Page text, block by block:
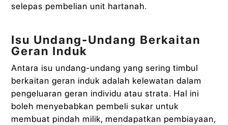
selepas pembelian unit hartanah.
Isu Undang-Undang Berkaitan
Geran Induk
Antara isu undang-undang yang sering timbul
berkaitan geran induk adalah kelewatan dalam
pengeluaran geran individu atau strata. Hal ini
boleh menyebabkan pembeli sukar untuk
membuat pindah milik, mendapatkan pembiayaan,